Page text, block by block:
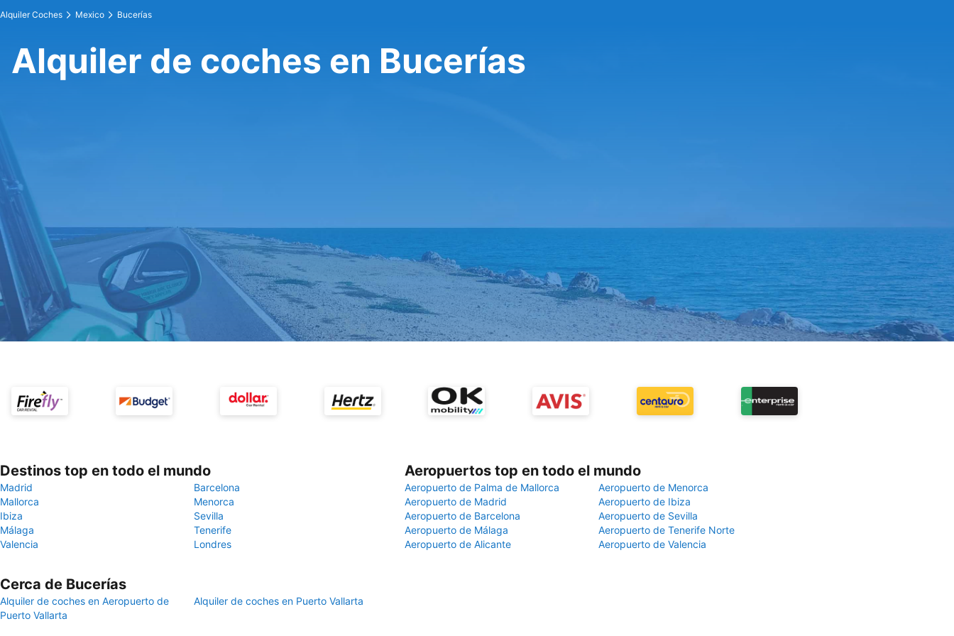
Alquiler Coches Mexico Bucerías
Alquiler de coches en Bucerías
Destinos top en todo el mundo
Madrid
Barcelona
Mallorca
Menorca
Ibiza
Sevilla
Málaga
Tenerife
Valencia
Londres
Aeropuertos top en todo el mundo
Aeropuerto de Palma de Mallorca
Aeropuerto de Menorca
Aeropuerto de Madrid
Aeropuerto de Ibiza
Aeropuerto de Barcelona
Aeropuerto de Sevilla
Aeropuerto de Málaga
Aeropuerto de Tenerife Norte
Aeropuerto de Alicante
Aeropuerto de Valencia
Cerca de Bucerías
Alquiler de coches en Aeropuerto de
Puerto Vallarta
Alquiler de coches en Puerto Vallarta